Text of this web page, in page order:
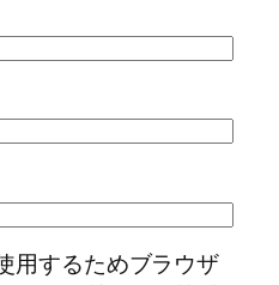
用するためブラウザ